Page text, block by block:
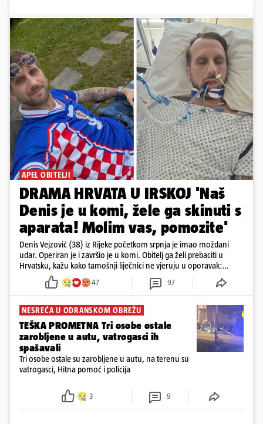
APEL OBITELJI
DRAMA HRVATA U IRSKOJ 'Naš
Denis je u komi, žele ga skinuti s
aparata! Molim vas, pomozite'
Denis Vejzović (38) iz Rijeke početkom srpnja je imao moždani
udar. Operiran je i završio je u komi. Obitelj ga želi prebaciti u
Hrvatsku, kažu kako tamošnji liječnici ne vjeruju u oporavak:
'Imamo 72 sata'
47 97
NESREĆA U ODRANSKOM OBREŽU
TEŠKA PROMETNA Tri osobe ostale
zarobljene u autu, vatrogasci ih
spašavali
Tri osobe ostale su zarobljene u autu, na terenu su
vatrogasci, Hitna pomoć i policija
3 9